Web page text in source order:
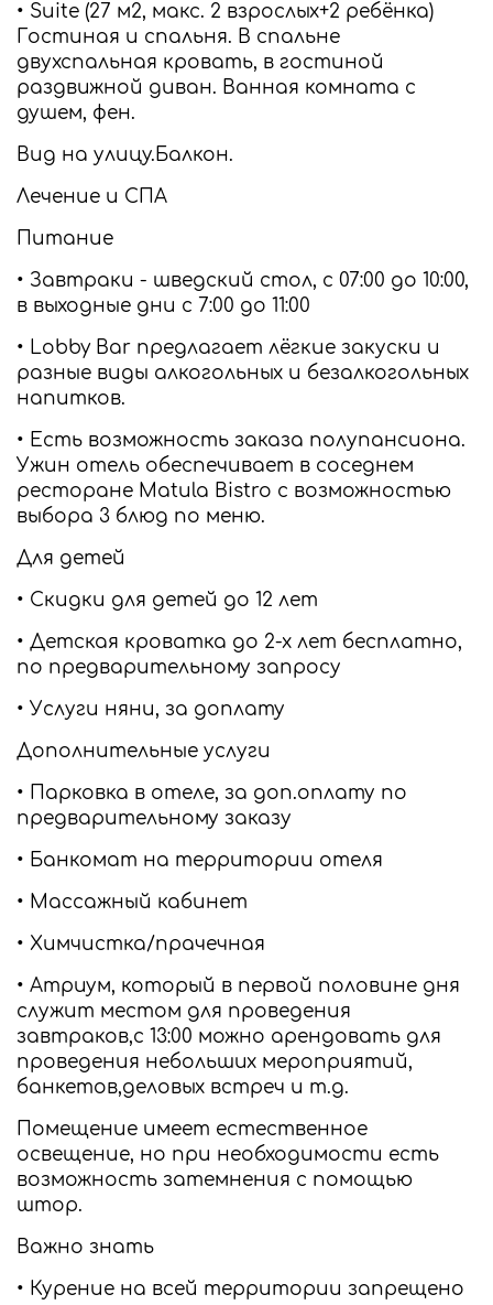
• Suite (27 м2, макс. 2 взрослых+2 ребёнка)
Гостиная и спальня. В спальне
двухспальная кровать, в гостиной
раздвижной диван. Ванная комната с
душем, фен.
Вид на улицу.Балкон.
Лечение и СПА
Питание
• Завтраки - шведский стол, c 07:00 до 10:00,
в выходные дни с 7:00 до 11:00
• Lobby Bar предлагает лёгкие закуски и
разные виды алкогольных и безалкогольных
напитков.
• Есть возможность заказа полупансиона.
Ужин отель обеспечивает в соседнем
ресторане Matula Bistro с возможностью
выбора 3 блюд по меню.
Для детей
• Скидки для детей до 12 лет
• Детская кроватка до 2-х лет бесплатно,
по предварительному запросу
• Услуги няни, за доплату
Дополнительные услуги
• Парковка в отеле, за доп.оплату по
предварительному заказу
• Банкомат на территории отеля
• Массажный кабинет
• Химчистка/прачечная
• Атриум, который в первой половине дня
служит местом для проведения
завтраков,с 13:00 можно арендовать для
проведения небольших мероприятий,
банкетов,деловых встреч и т.д.
Помещение имеет естественное
освещение, но при необходимости есть
возможность затемнения с помощью
штор.
Важно знать
• Курение на всей территории запрещено